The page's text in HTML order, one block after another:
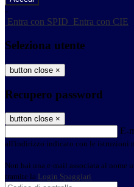
-
Entra con SPID Entra con CIE
Seleziona utente
button close ×
Recupero password
button close ×
E-
all'indirizzo indicato con le istruzioni
Non hai una e-mail associata al nome
tramite la Login Spaggiari